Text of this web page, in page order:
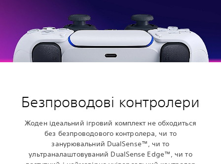
Безпроводові контролери
Жоден ідеальний ігровий комплект не обходиться
без безпроводового контролера, чи то
занурювальний DualSense™, чи то
ультраналаштовуваний DualSense Edge™, чи то